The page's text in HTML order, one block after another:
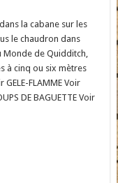
la cabane sur les
le chaudron dans
Monde de Quidditch,
à cinq ou six mètres
GELE-FLAMME Voir
DE BAGUETTE Voir